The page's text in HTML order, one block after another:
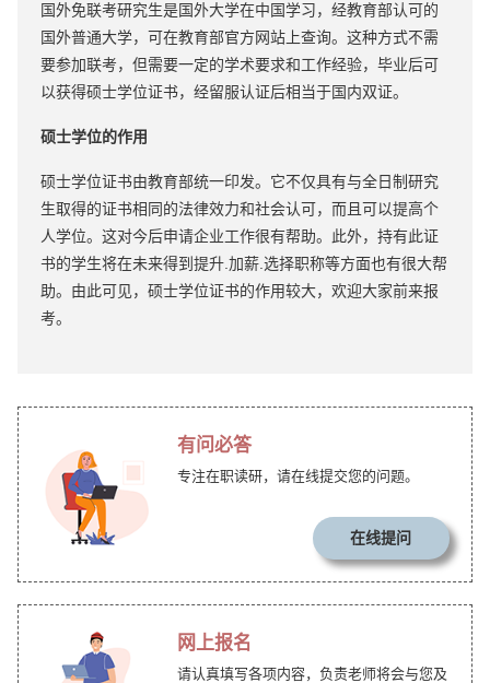
国外免联考研究生是国外大学在中国学习，经教育部认可的
国外普通大学，可在教育部官方网站上查询。这种方式不需
要参加联考，但需要一定的学术要求和工作经验，毕业后可
以获得硕士学位证书，经留服认证后相当于国内双证。
硕士学位的作用
硕士学位证书由教育部统一印发。它不仅具有与全日制研究
生取得的证书相同的法律效力和社会认可，而且可以提高个
人学位。这对今后申请企业工作很有帮助。此外，持有此证
书的学生将在未来得到提升.加薪.选择职称等方面也有很大帮
助。由此可见，硕士学位证书的作用较大，欢迎大家前来报
考。
有问必答
专注在职读研，请在线提交您的问题。
在线提问
网上报名
请认真填写各项内容，负责老师将会与您及